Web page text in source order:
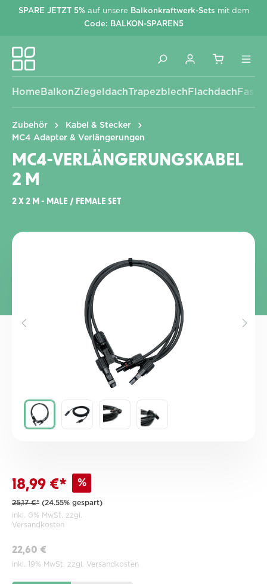
springen
SPARE JETZT 5%auf unsere Balkonkraftwerk-Sets mit dem
Code: BALKON-SPAREN5
Home BalkonZiegeldachTrapezblech Flachdach
Zubehör
Kabel & Stecker
MC4 Adapter & Verlängerungen
MC4-VERLÄNGERUNGSKABEL
2 M
2 X 2 M - MALE / FEMALE SET
Bildergalerie überspringen
18,99 €* %
25,17 €* (24.55% gespart)
inkl. 0% MwSt. zzgl.
Versandkosten
22,60 €
inkl. 19% MwSt. zzgl. Versandkosten